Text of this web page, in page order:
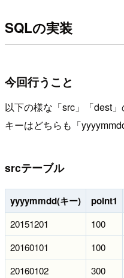
SQLの実装
今回行うこと
以下の様な「src」「dest」
キーはどちらも「
srcテーブル
yyyymmdd(キー) point1
20151201 100
20160101
100
20160102
300